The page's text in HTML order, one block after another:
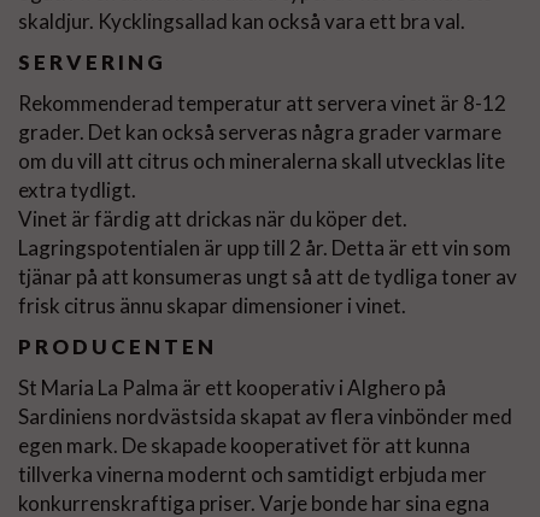
skaldjur. Kycklingsallad kan också vara ett bra val.
SERVERING
Rekommenderad temperatur att servera vinet är 8-12
grader. Det kan också serveras några grader varmare
om du vill att citrus och mineralerna skall utvecklas lite
extra tydligt.
Vinet är färdig att drickas när du köper det.
Lagringspotentialen är upp till 2 år. Detta är ett vin som
tjänar på att konsumeras ungt så att de tydliga toner av
frisk citrus ännu skapar dimensioner i vinet.
PRODUCENTEN
St Maria La Palma är ett kooperativ i Alghero på
Sardiniens nordvästsida skapat av flera vinbönder med
egen mark. De skapade kooperativet för att kunna
tillverka vinerna modernt och samtidigt erbjuda mer
konkurrenskraftiga priser. Varje bonde har sina egna